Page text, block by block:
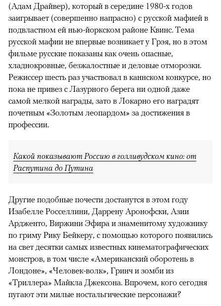
(Адам Драйвер), который в середине 1980-х годов
заигрывает (совершенно напрасно) с русской мафией в
подвластном ей нью-йоркском районе Квинс. Тема
русской мафии не впервые возникает у Грэя, но в этом
фильме русские показаны как очень опасные,
хладнокровные, безжалостные и деловые отморозки.
Режиссер шесть раз участвовал в каннском конкурсе, но
пока не привез с Лазурного берега ни одной даже
самой мелкой награды, зато в Локарно его наградят
почетным «Золотым леопардом» за достижения в
профессии.
Какой показывают Россию в голливудском кино: от
Распутина до Путина
Другие подобные почести достанутся в этом году
Изабелле Росселлини, Даррену Аронофски, Азии
Ардженто, Виржини Эфира и знаменитому художнику
по гриму Рику Бейкеру, с помощью которого появились
на свет десятки самых известных кинематографических
монстров, в том числе «Американский оборотень в
Лондоне», «Человек-волк», Гринч и зомби из
«Триллера» Майкла Джексона. Впрочем, кого сегодня
пугают эти милые ностальгические персонажи?